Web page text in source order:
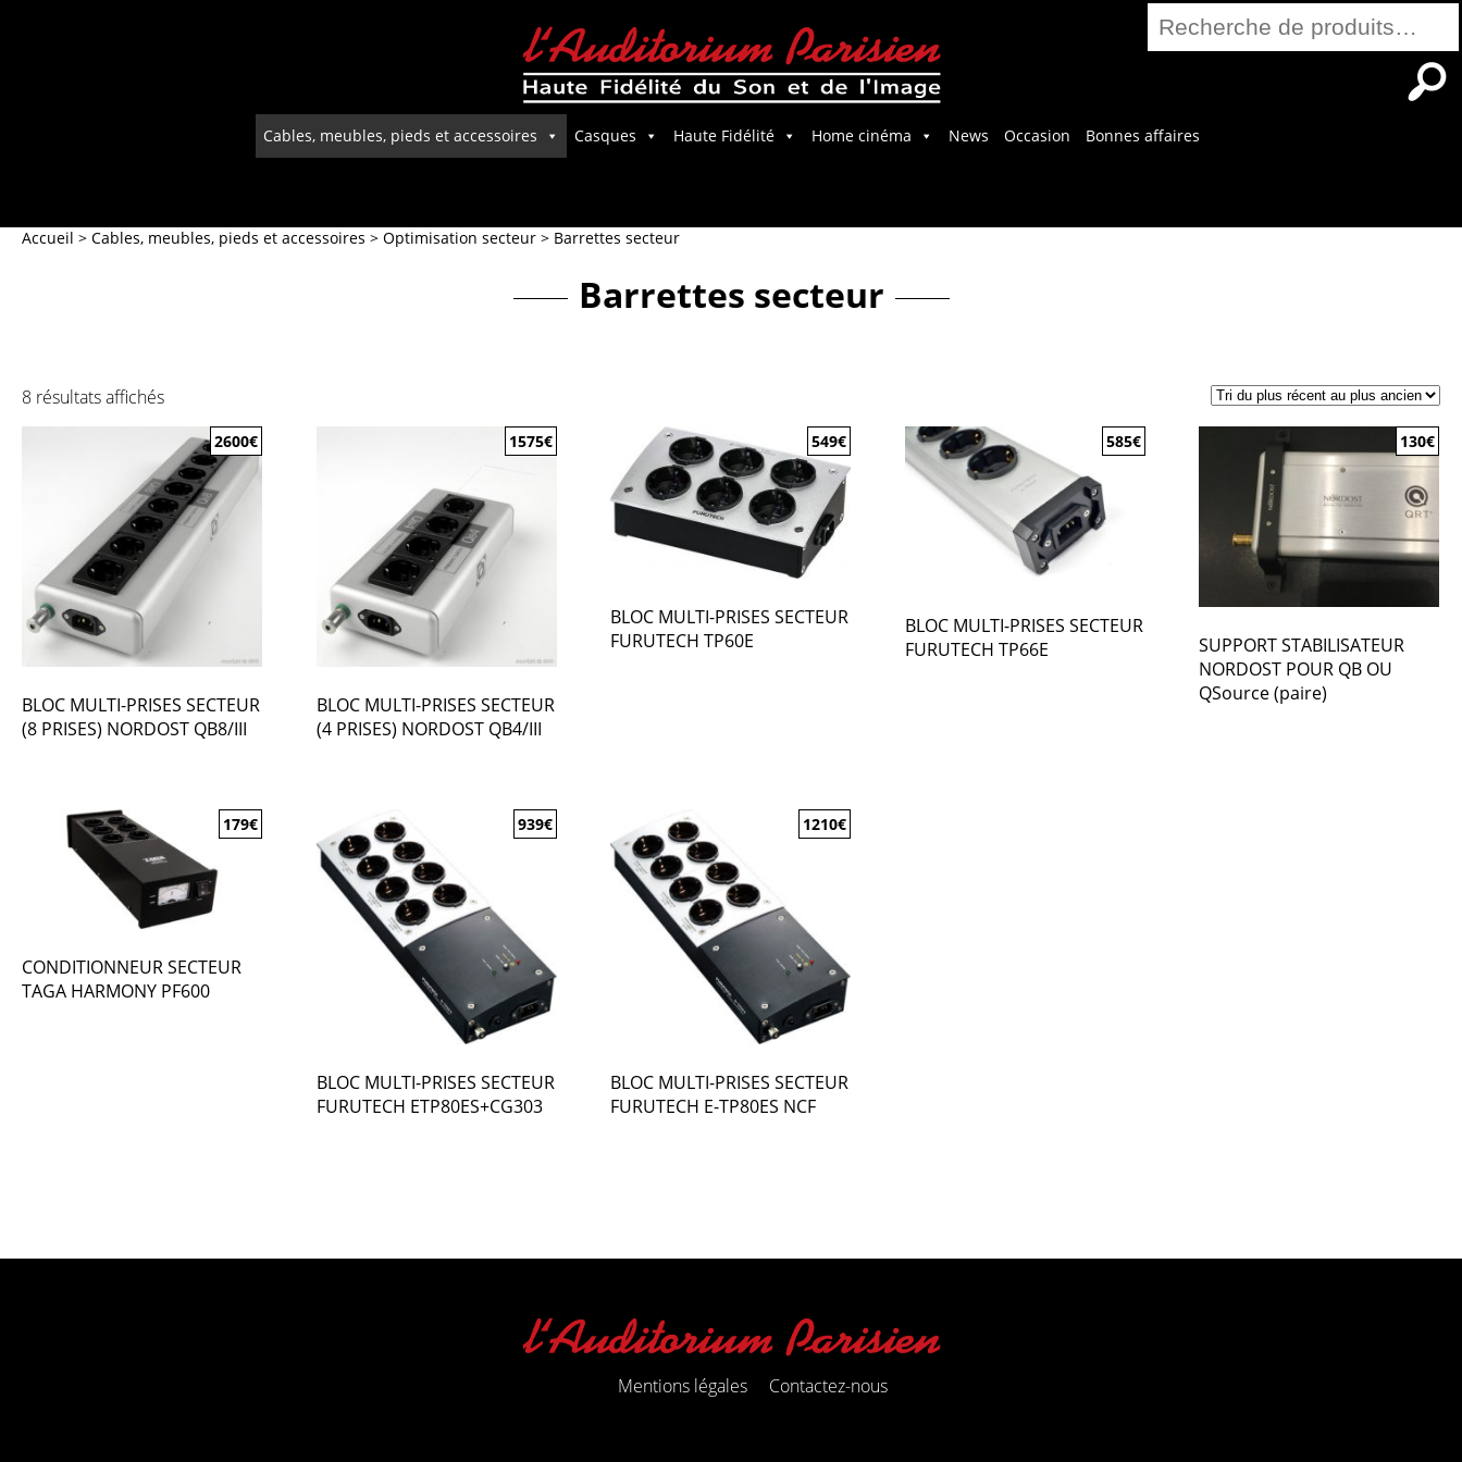
Cables, meubles, pieds et accessoires Casques Haute Fidélité Home cinéma News Occasion Bonnes affaires
Recherche
pour :
Accueil > Cables, meubles, pieds et accessoires > Optimisation secteur > Barrettes secteur
Barrettes secteur
8 résultats affichés
BLOC MULTI-PRISES SECTEUR
(8 PRISES) NORDOST QB8/III
2600€
BLOC MULTI-PRISES SECTEUR
(4 PRISES) NORDOST QB4/III
1575€
BLOC MULTI-PRISES SECTEUR
FURUTECH TP60E
549€
BLOC MULTI-PRISES SECTEUR
FURUTECH TP66E
585€
SUPPORT STABILISATEUR
NORDOST POUR QB OU
QSource (paire)
130€
CONDITIONNEUR SECTEUR
TAGA HARMONY PF600
179€
BLOC MULTI-PRISES SECTEUR
FURUTECH ETP80ES+CG303
939€
BLOC MULTI-PRISES SECTEUR
FURUTECH E-TP80ES NCF
1210€
Mentions légales Contactez-nous